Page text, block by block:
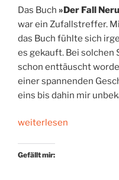
Das Buch »Der Fall
war ein Zufallstreffer.
das Buch fühlte sich
es gekauft. Bei solchen
schon enttäuscht
einer spannenden
eins bis dahin mir
„Chilenisches
weiterlesen
Gefällt mir: